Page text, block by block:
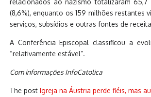
relacionados ao nazismo totalizaram 65,7
(8,6%), enquanto os 159 milhões restantes
serviços, subsídios e outras fontes de
A Conferência Episcopal classificou a
“relativamente estável”.
Com informações InfoCatolica
The post Igreja na Áustria perde fiéis, mas